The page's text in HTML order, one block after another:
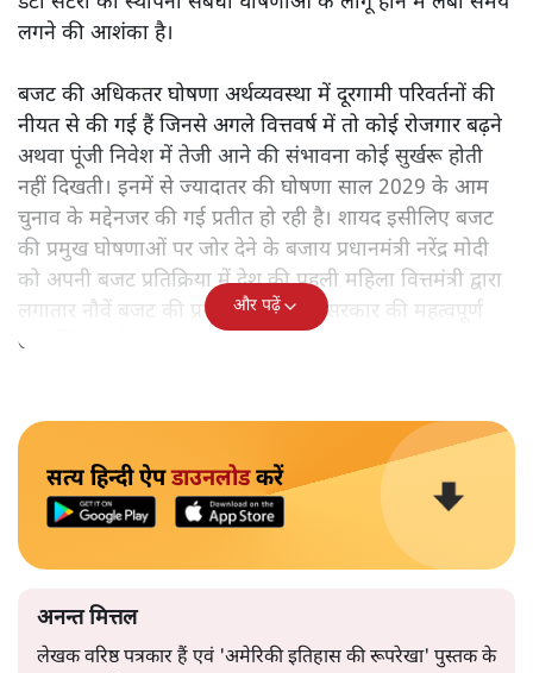
लगने की आशंका है।
बजट की अधिकतर घोषणा अर्थव्यवस्था में दूरगामी परिवर्तनों की
नीयत से की गई हैं जिनसे अगले वित्तवर्ष में तो कोई रोजगार बढ़ने
अथवा पूंजी निवेश में तेजी आने की संभावना कोई सुर्खरू होती
नहीं दिखती। इनमें से ज्यादातर की घोषणा साल 2029 के आम
चुनाव के मद्देनजर की गई प्रतीत हो रही है। शायद इसीलिए बजट
की प्रमुख घोषणाओं पर जोर देने के बजाय प्रधानमंत्री नरेंद्र मोदी
को अपनी बजट प्रतिक्रिया में देश की पहली महिला वित्तमंत्री द्वारा
लगातार नौवें बजट की प्रस्तुति को अपनी सरकार की महत्वपूर्ण
उपलब्धि बताने पर मजबूर होना पड़ा।
और पढ़ें
सत्य हिन्दी ऐपडाउनलोडकरें
अनन्त मित्तल
लेखक वरिष्ठ पत्रकार हैं एवं 'अमेरिकी इतिहास की रूपरेखा' पुस्तक के